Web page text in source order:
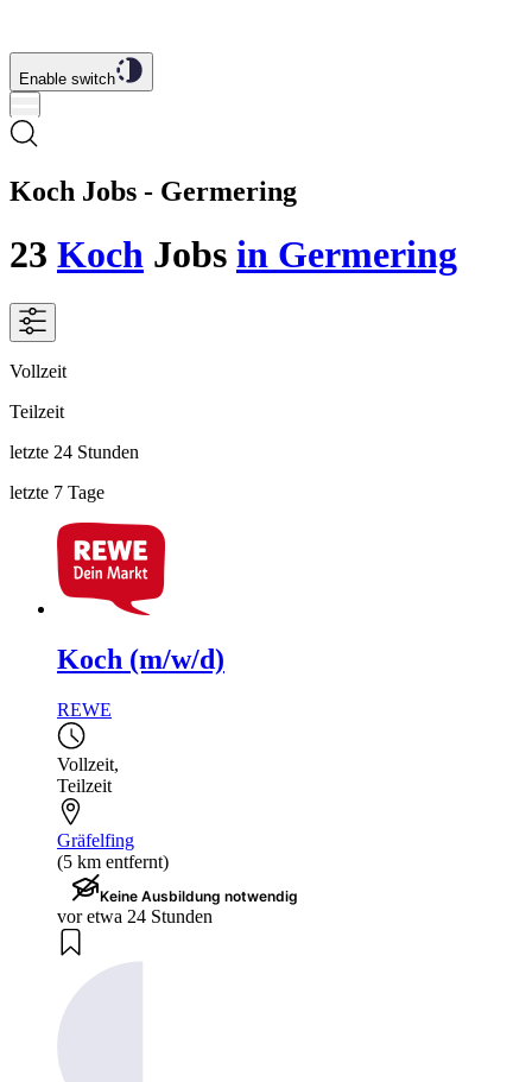
Enable switch
Koch Jobs - Germering
23 Koch Jobs in Germering
Vollzeit
Teilzeit
letzte 24 Stunden
letzte 7 Tage
Koch (m/w/d)
REWE
Vollzeit,
Teilzeit
Gräfelfing
(5 km entfernt)
Keine Ausbildung notwendig
vor etwa 24 Stunden